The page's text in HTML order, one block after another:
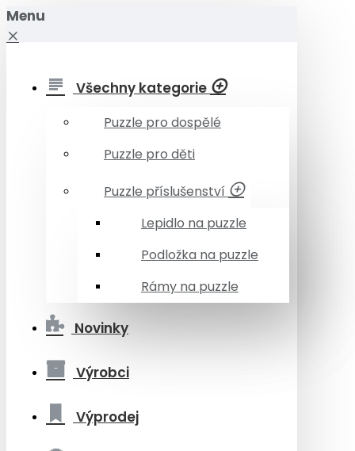
Menu
Všechny kategorie
Puzzle pro dospělé
Puzzle pro děti
Puzzle příslušenství
Lepidlo na puzzle
Podložka na puzzle
Rámy na puzzle
Novinky
Výrobci
Výprodej